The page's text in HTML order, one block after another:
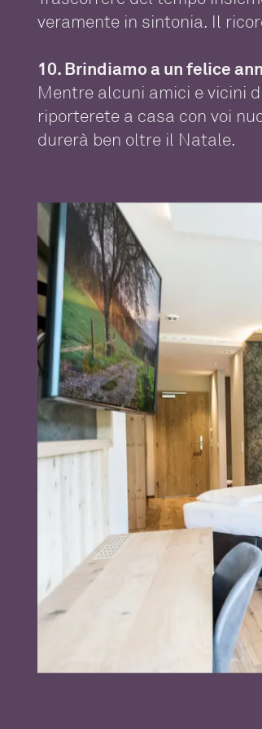
veramente in sintonia. Il
10. Brindiamo a un felice
Mentre alcuni amici e vicini
riporterete a casa con voi
durerà ben oltre il Natale.